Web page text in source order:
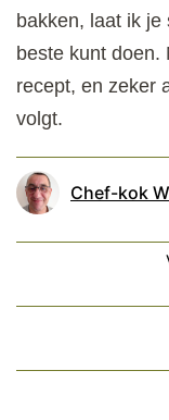
bakken, laat ik je
beste kunt doen.
recept, en zeker
volgt.
Chef-kok